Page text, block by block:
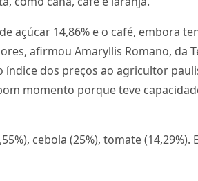
açúcar 14,86% e o café, embora
afirmou Amaryllis Romano, da
dos preços ao agricultor
momento porque teve
cebola (25%), tomate